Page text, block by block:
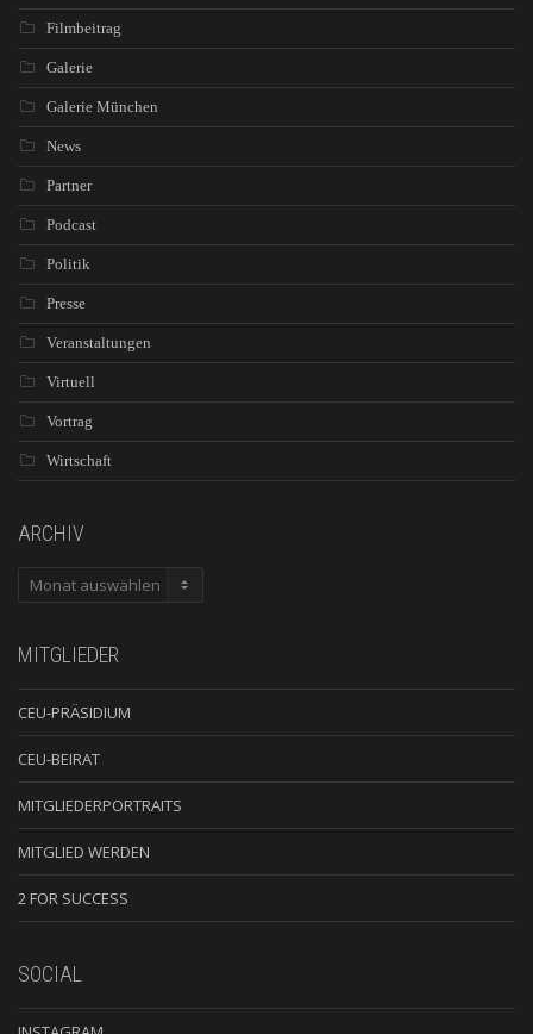
Filmbeitrag
Galerie
Galerie München
News
Partner
Podcast
Politik
Presse
Veranstaltungen
Virtuell
Vortrag
Wirtschaft
ARCHIV
ARCHIV
MITGLIEDER
CEU-PRÄSIDIUM
CEU-BEIRAT
MITGLIEDERPORTRAITS
MITGLIED WERDEN
2 FOR SUCCESS
SOCIAL